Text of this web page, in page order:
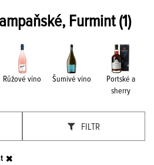
Furmint(1)
Růžové víno Šumivé víno
Portské a
sherry
FILTR